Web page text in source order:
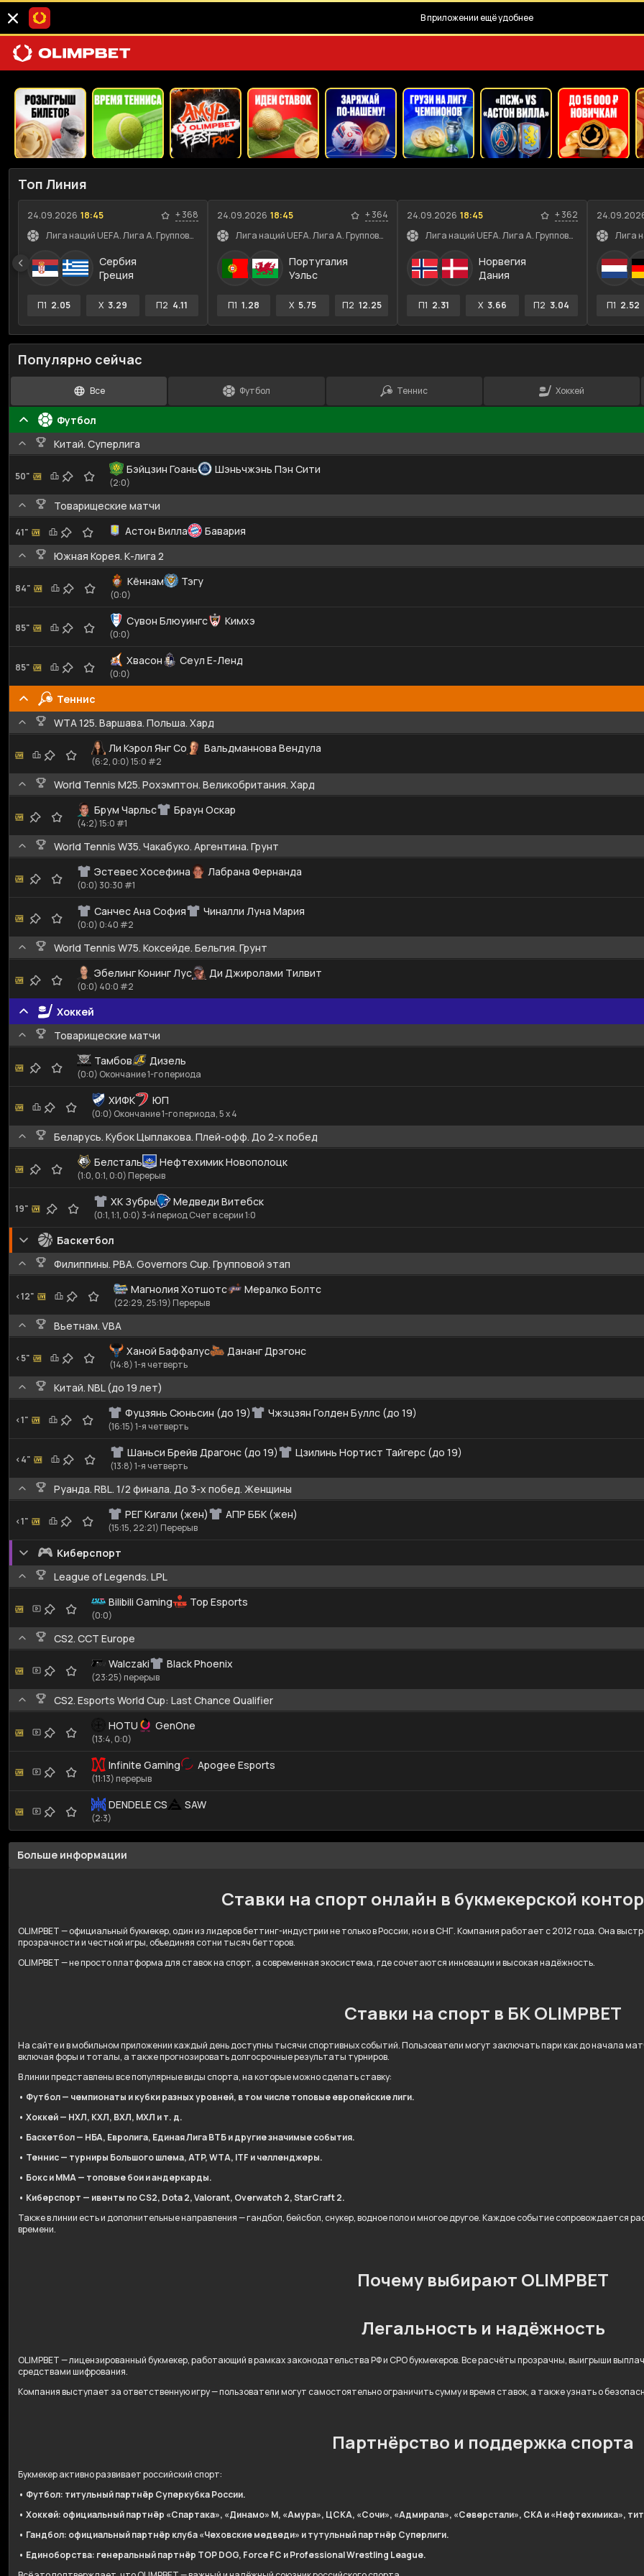
В приложении ещё удобнее
Топ Линия
24.09.2026 18:45 +368
Лига наций UEFA. Лига A. Групповой этап
Сербия
Греция
П1 2.05 X 3.29 П2 4.11
24.09.2026 18:45 +364
Лига наций UEFA. Лига A. Групповой этап
Португалия
Уэльс
П1 1.28 X 5.75 П2 12.25
24.09.2026 18:45 +362
Лига наций UEFA. Лига A. Групповой этап
Норвегия
Дания
П1 2.31 X 3.66 П2 3.04 П1 2.52
Популярно сейчас
Все Футбол Теннис Хоккей
Футбол
Китай. Суперлига
50"
Бэйцзин Гоань Шэньчжэнь Пэн Сити
(2:0)
Товарищеские матчи
41" Астон Вилла Бавария
Южная Корея. К-лига 2
84"
Кённам Тэгу
(0:0)
85"
Сувон Блюуингс Кимхэ
(0:0)
85"
Хвасон Сеул Е-Ленд
(0:0)
Теннис
WTA 125. Варшава. Польша. Хард
Ли Кэрол Янг Со
Вальдманнова Вендула
(6:2, 0:0) 15:0 #2
World Tennis M25. Рохэмптон. Великобритания. Хард
Брум Чарльс
Браун Оскар
(4:2) 15:0 #1
World Tennis W35. Чакабуко. Аргентина. Грунт
Эстевес Хосефина
Лабрана Фернанда
(0:0) 30:30 #1
Санчес Ана София Чиналли Луна Мария
(0:0) 0:40 #2
World Tennis W75. Коксейде. Бельгия. Грунт
Эбелинг Конинг Лус
Ди Джиролами Тилвит
(0:0) 40:0 #2
Хоккей
Товарищеские матчи
Тамбов
Дизель
(0:0) Окончание 1-го периода
ХИФК ЮП
(0:0) Окончание 1-го периода, 5 x 4
Беларусь. Кубок Цыплакова. Плей-офф. До 2-х побед
Белсталь
Нефтехимик Новополоцк
(1:0, 0:1, 0:0) Перерыв
19"
ХК Зубры Медведи Витебск
(0:1, 1:1, 0:0) 3-й период Счет в серии 1:0
Баскетбол
Филиппины. PBA. Governors Cup. Групповой этап
<12"
Магнолия Хотшотс Мералко Болтс
(22:29, 25:19) Перерыв
Вьетнам. VBA
<5"
Ханой Баффалус Дананг Дрэгонс
(14:8) 1-я четверть
Китай. NBL (до 19 лет)
<1"
Фуцзянь Сюньсин (до 19) Чжэцзян Голден Буллс (до 19)
(16:15) 1-я четверть
<4"
Шаньси Брейв Драгонс (до 19) Цзилинь Нортист Тайгерс (до 19)
(13:8) 1-я четверть
Руанда. RBL. 1/2 финала. До 3-х побед. Женщины
<1"
РЕГ Кигали (жен) АПР ББК (жен)
(15:15, 22:21) Перерыв
Киберспорт
League of Legends. LPL
Bilibili Gaming
Top Esports
(0:0)
CS2. CCT Europe
Walczaki
Black Phoenix
(23:25) перерыв
CS2. Esports World Cup: Last Chance Qualifier
HOTU
GenOne
(13:4, 0:0)
Infinite Gaming Apogee Esports
(11:13) перерыв
DENDELE CS SAW
(2:3)
Больше информации
Ставки на спорт онлайн в букмекерской
OLIMPBET — официальный букмекер, один из лидеров беттинг-индустрии не только в России, но и в СНГ. Компания работает с 2012 года. Она
прозрачности и честной игры, объединяя сотни тысяч бетторов.
OLIMPBET — не просто платформа для ставок на спорт, а современная экосистема, где сочетаются инновации и высокая надёжность.
Ставки на спорт в БК OLIMPBET
На сайте и в мобильном приложении каждый день доступны тысячи спортивных событий. Пользователи могут заключать пари как до начала
включая форы и тоталы, а также прогнозировать долгосрочные результаты турниров.
В линии представлены все популярные виды спорта, на которые можно сделать ставку:
• Футбол — чемпионаты и кубки разных уровней, в том числе топовые европейские лиги.
• Хоккей — НХЛ, КХЛ, ВХЛ, МХЛ и т. д.
• Баскетбол — НБА, Евролига, Единая Лига ВТБ и другие значимые события.
• Теннис — турниры Большого шлема, ATP, WTA, ITF и челленджеры.
• Бокс и ММА — топовые бои и андеркарды.
• Киберспорт — ивенты по CS2, Dota 2, Valorant, Overwatch 2, StarCraft 2.
Также в линии есть и дополнительные направления — гандбол, бейсбол, снукер, водное поло и многое другое. Каждое событие сопровождается
времени.
Почему выбирают OLIMPBET
Легальность и надёжность
OLIMPBET — лицензированный букмекер, работающий в рамках законодательства РФ и СРО букмекеров. Все расчёты прозрачны, выигрыши
средствами шифрования.
Компания выступает за ответственную игру — пользователи могут самостоятельно ограничить сумму и время ставок, а также узнать о
Партнёрство и поддержка спорта
Букмекер активно развивает российский спорт:
• Футбол: титульный партнёр Суперкубка России.
• Хоккей: официальный партнёр «Спартака», «Динамо» М, «Амура», ЦСКА, «Сочи», «Адмирала», «Северстали», СКА и «Нефтехимика»,
• Гандбол: официальный партнёр клуба «Чеховские медведи» и тутульный партнёр Суперлиги.
• Единоборства: генеральный партнёр TOP DOG, Force FC и Professional Wrestling League.